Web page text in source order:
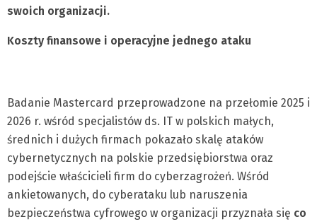
swoich organizacji.
Koszty finansowe i operacyjne jednego ataku
Badanie Mastercard przeprowadzone na przełomie 2025 i
2026 r. wśród specjalistów ds. IT w polskich małych,
średnich i dużych firmach pokazało skalę ataków
cybernetycznych na polskie przedsiębiorstwa oraz
podejście właścicieli firm do cyberzagrożeń. Wśród
ankietowanych, do cyberataku lub naruszenia
bezpieczeństwa cyfrowego w organizacji przyznała się co